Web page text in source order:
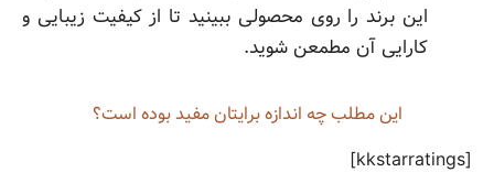
این برند را روی محصولی ببینید تا از کیفیت زیبایی و
کارایی آن مطمعن شوید.
این مطلب چه‌ اندازه برایتان مفید بوده است؟
[kkstarratings]